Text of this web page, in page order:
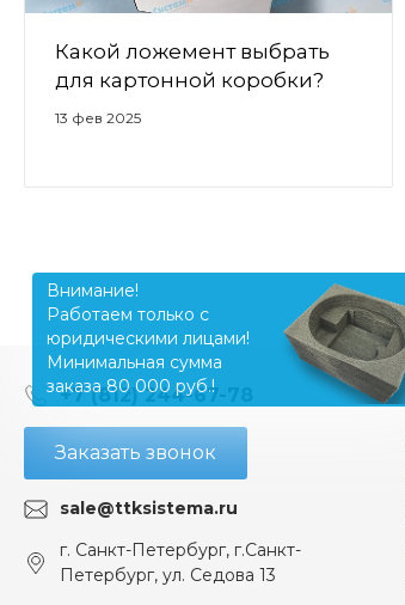
Какой ложемент выбрать
для картонной коробки?
13 фев 2025
+7 (812) 244-67-78
Заказать звонок
sale@ttksistema.ru
г. Санкт-Петербург, г.Санкт-
Петербург, ул. Седова 13
Внимание!
Работаем только с
юридическими лицами!
Минимальная сумма
заказа 80 000 руб.!